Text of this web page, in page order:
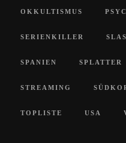
OKKULTISMUS
SERIENKILLER
SPANIEN SPLATTER
STREAMING
TOPLISTE USA